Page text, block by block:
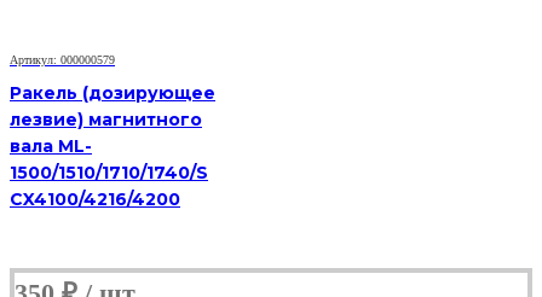
3405/SL-
M2020/2070
Артикул: 000000579
Ракель (дозирующее
лезвие) магнитного
вала ML-
1500/1510/1710/1740/S
CX4100/4216/4200